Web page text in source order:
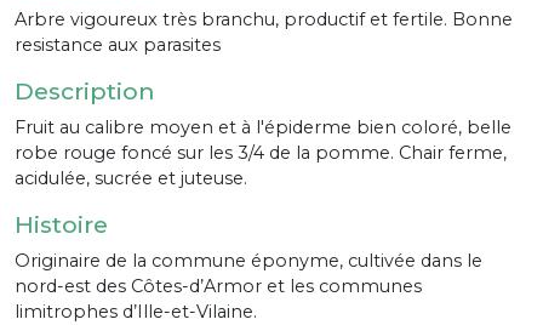
Arbre vigoureux très branchu, productif et fertile. Bonne
resistance aux parasites
Description
Fruit au calibre moyen et à l'épiderme bien coloré, belle
robe rouge foncé sur les 3/4 de la pomme. Chair ferme,
acidulée, sucrée et juteuse.
Histoire
Originaire de la commune éponyme, cultivée dans le
nord-est des Côtes-d’Armor et les communes
limitrophes d’Ille-et-Vilaine.